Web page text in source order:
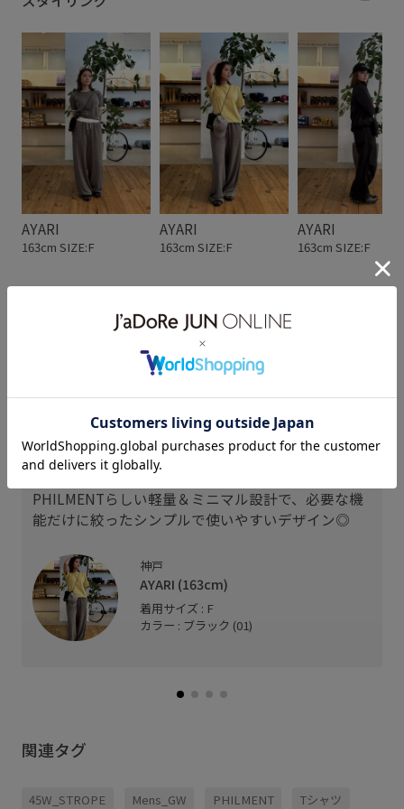
AYARI
163cm SIZE:F
AYARI
163cm SIZE:F
AYARI
163cm SIZE:F
カートにも付けられるショルダーバッグ。
背面のベルクロでゴルフカートに装着でき、プレイ
中も小物の出し入れをスムーズに。
取り外せばそのままショルダーバッグとして使え
2WAY仕様で、ラウンド中も休憩中も便利です！
PHILMENTらしい軽量＆ミニマル設計で、必要な機
能だけに絞ったシンプルで使いやすいデザイン◎
神戸
AYARI (163cm)
着用サイズ : F
カラー : ブラック (01)
関連タグ
45W_STROPE Mens_GW PHILMENT Tシャツ